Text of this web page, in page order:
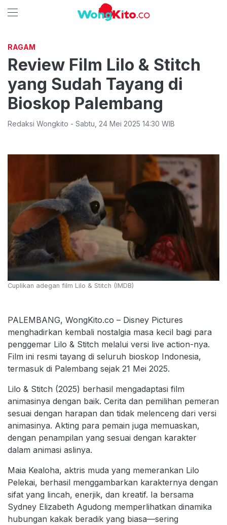
RAGAM
Review Film Lilo & Stitch
yang Sudah Tayang di
Bioskop Palembang
Redaksi Wongkito - Sabtu 24 Mei 2025 14:30 WIB
Cuplikan adegan film Lilo & Stitch (IMDB)
PALEMBANG, WongKito.co – Disney Pictures
menghadirkan kembali nostalgia masa kecil bagi para
penggemar Lilo & Stitch melalui versi live action-nya.
Film ini resmi tayang di seluruh bioskop Indonesia,
termasuk di Palembang sejak 21 Mei 2025.
Lilo & Stitch (2025) berhasil mengadaptasi film
animasinya dengan baik. Cerita dan pemilihan pemeran
sesuai dengan harapan dan tidak melenceng dari versi
animasinya. Akting para pemain juga memuaskan,
dengan penampilan yang sesuai dengan karakter
dalam animasi aslinya.
Maia Kealoha, aktris muda yang memerankan Lilo
Pelekai, berhasil menggambarkan karakternya dengan
sifat yang lincah, enerjik, dan kreatif. Ia bersama
Sydney Elizabeth Agudong memperlihatkan dinamika
hubungan kakak beradik yang biasa—sering